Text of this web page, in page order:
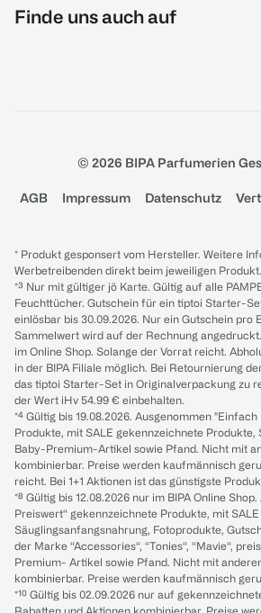
Finde uns auch auf
© 2026 BIPA Parfumerien
AGB Impressum Datenschutz
* Produkt gesponsert vom Hersteller. Weitere
Werbetreibenden direkt beim jeweiligen Produkt.
*³ Nur mit gültiger jö Karte. Gültig auf alle
Feuchttücher. Gutschein für ein tiptoi Starter-
einlösbar bis 30.09.2026. Nur ein Gutschein pro
Sammelwert wird auf der Rechnung
im Online Shop. Solange der Vorrat reicht.
in der BIPA Filiale möglich. Bei Retournierung
das tiptoi Starter-Set in Originalverpackung zu
der Wert iHv 54.99 € einbehalten.
*⁴ Gültig bis 19.08.2026. Ausgenommen
Produkte, mit SALE gekennzeichnete Produkte,
Baby-Premium-Artikel sowie Pfand. Nicht mit
kombinierbar. Preise werden kaufmännisch
reicht. Bei 1+1 Aktionen ist das günstigste
*⁸ Gültig bis 12.08.2026 nur im BIPA Online
Preiswert“ gekennzeichnete Produkte, mit
Säuglingsanfangsnahrung, Fotoprodukte,
der Marke “Accessories“, “Tonies“, “Mavie“,
Premium- Artikel sowie Pfand. Nicht mit
kombinierbar. Preise werden kaufmännisch
*¹⁰ Gültig bis 02.09.2026 nur auf
Rabatten und Aktionen kombinierbar. Preise